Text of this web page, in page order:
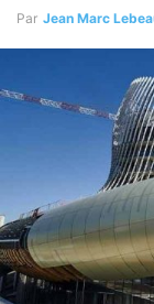
Par Jean Marc